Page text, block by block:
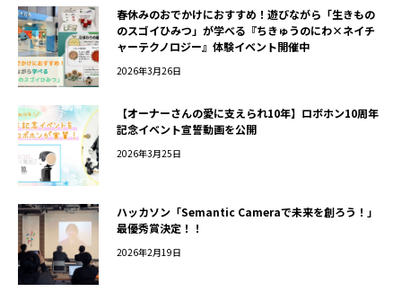
春休みのおでかけにおすすめ！遊びながら「生きもの
のスゴイひみつ」が学べる『ちきゅうのにわ×ネイチ
ャーテクノロジー』体験イベント開催中
2026年3月26日
【オーナーさんの愛に支えられ10年】ロボホン10周年
記念イベント宣誓動画を公開
2026年3月25日
ハッカソン「Semantic Cameraで未来を創ろう！」
最優秀賞決定！！
2026年2月19日